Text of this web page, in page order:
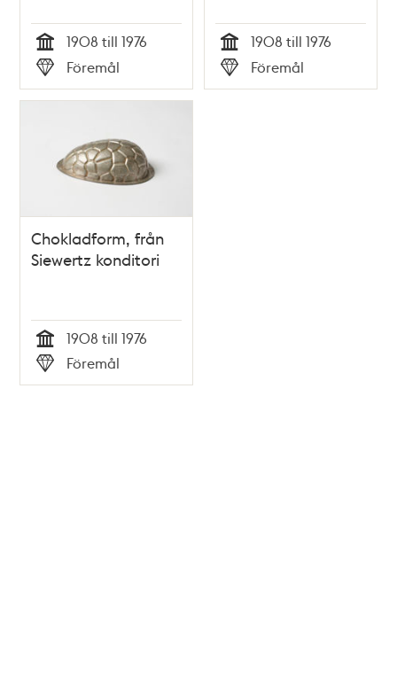
Tid
1908 till 1976
Typ
Föremål Tid
1908 till 1976
Typ
Föremål
Chokladform, från
Siewertz konditori
Tid
1908 till 1976
Typ
Föremål